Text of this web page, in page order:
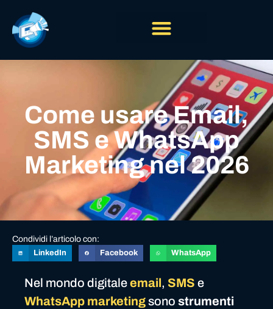
Come usare Email,
SMS e WhatsApp
Marketing nel 2026
Condividi l’articolo con:
LinkedIn Facebook WhatsApp
Nel mondo digitaleemail, SMS e
WhatsApp marketingsono strumenti